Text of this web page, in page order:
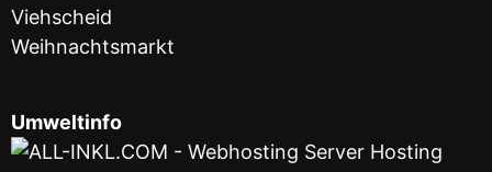
Viehscheid
Weihnachtsmarkt
Umweltinfo